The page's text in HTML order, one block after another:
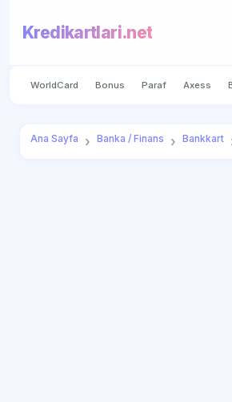
Kredikartlari.net
WorldCard Bonus Paraf Axess
Ana Sayfa Banka / Finans Bankkart